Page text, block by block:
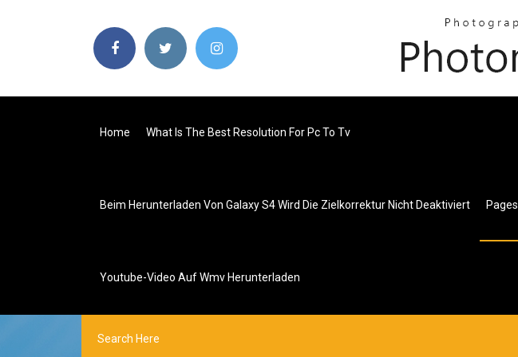
Home What Is The Best Resolution For Pc To Tv
Beim Herunterladen Von Galaxy S4 Wird Die Zielkorrektur Nicht Deaktiviert Pages
Youtube-Video Auf Wmv Herunterladen